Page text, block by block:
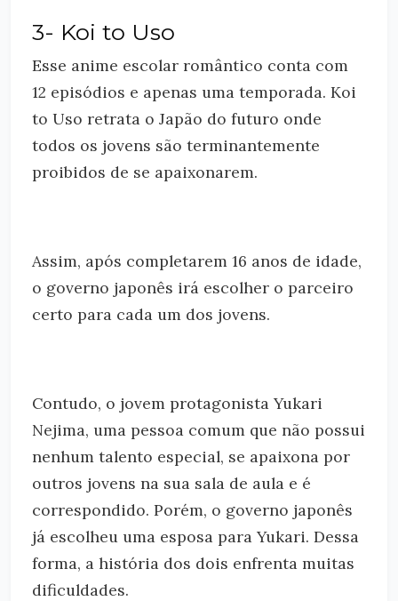
3- Koi to Uso
Esse anime escolar romântico conta com
12 episódios e apenas uma temporada. Koi
to Uso retrata o Japão do futuro onde
todos os jovens são terminantemente
proibidos de se apaixonarem.
Assim, após completarem 16 anos de idade,
o governo japonês irá escolher o parceiro
certo para cada um dos jovens.
Contudo, o jovem protagonista Yukari
Nejima, uma pessoa comum que não possui
nenhum talento especial, se apaixona por
outros jovens na sua sala de aula e é
correspondido. Porém, o governo japonês
já escolheu uma esposa para Yukari. Dessa
forma, a história dos dois enfrenta muitas
dificuldades.